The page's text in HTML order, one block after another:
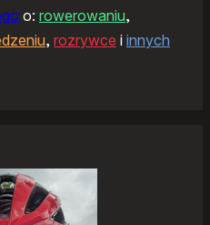
o: rowerowaniu,
, rozrywce i innych